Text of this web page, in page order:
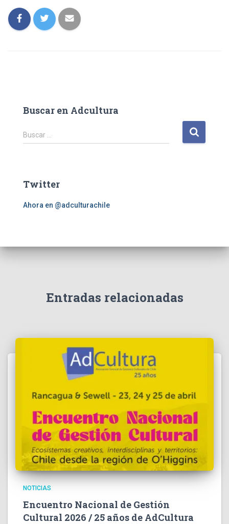
Buscar en Adcultura
B
u
r
Buscar …
Twitter
Ahora en @adculturachile
Entradas relacionadas
NOTICIAS
Encuentro Nacional de Gestión
Cultural 2026 / 25 años de AdCultura